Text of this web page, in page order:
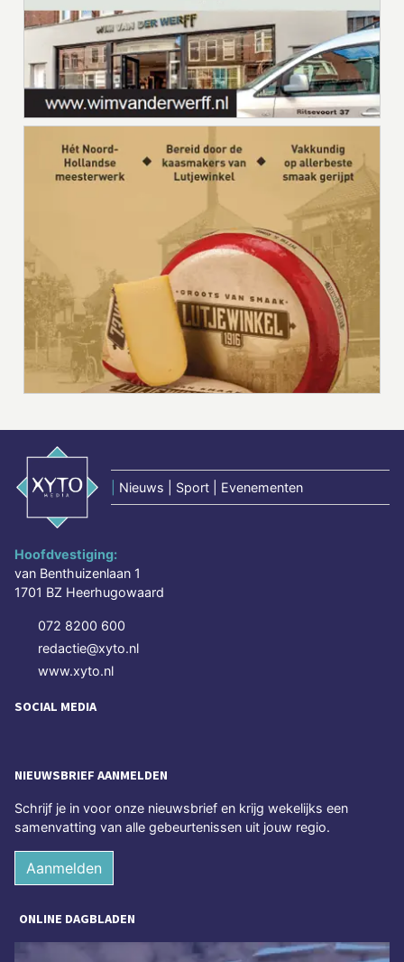
Nieuws | Sport | Evenementen
Hoofdvestiging:
van Benthuizenlaan 1
1701 BZ Heerhugowaard
072 8200 600
redactie@xyto.nl
www.xyto.nl
SOCIAL MEDIA
NIEUWSBRIEF AANMELDEN
Schrijf je in voor onze nieuwsbrief en krijg wekelijks een
samenvatting van alle gebeurtenissen uit jouw regio.
Aanmelden
ONLINE DAGBLADEN